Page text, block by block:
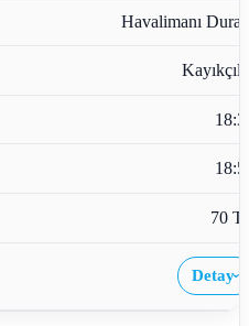
Havalimanı
70
Detay›